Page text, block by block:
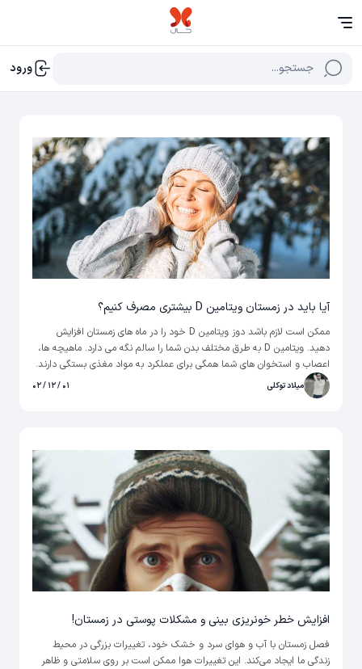
جستجو... ورود
آیا باید در زمستان ویتامین D بیشتری مصرف کنیم؟
ممکن است لازم باشد دوز ویتامین D خود را در ماه های زمستان افزایش
دهید. ویتامین D به طرق مختلف بدن شما را سالم نگه می دارد. ماهیچه ها،
اعصاب و استخوان های شما همگی برای عملکرد به مواد مغذی بستگی دارند.
همچنین به تقویت سیستم ایمنی بدن نیز کمک می‌کند. شما می‌توانید
میلاد توکلی ۰۱ / ۱۲ / ۰۲
افزایش خطر خونریزی بینی و مشکلات پوستی در زمستان!
فصل زمستان با آب و هوای سرد و خشک خود، تغییرات بزرگی در محیط
زندگی ما ایجاد می‌کند. این تغییرات هوا ممکن است بر روی سلامتی و ظاهر